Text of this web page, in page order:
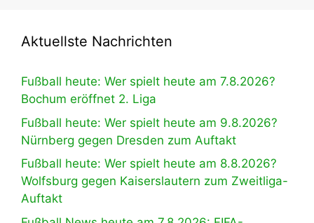
Aktuellste Nachrichten
Fußball heute: Wer spielt heute am 7.8.2026?
Bochum eröffnet 2. Liga
Fußball heute: Wer spielt heute am 9.8.2026?
Nürnberg gegen Dresden zum Auftakt
Fußball heute: Wer spielt heute am 8.8.2026?
Wolfsburg gegen Kaiserslautern zum Zweitliga-
Auftakt